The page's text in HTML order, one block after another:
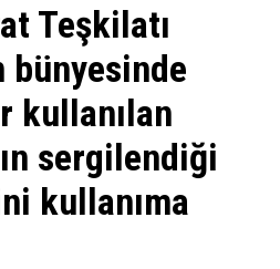
Teşkilatı
bünyesinde
kullanılan
sergilendiği
kullanıma